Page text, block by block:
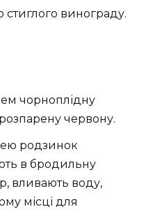
винограду.
чорноплідну
червону.
родзинок
в бродильну
вливають воду,
місці для